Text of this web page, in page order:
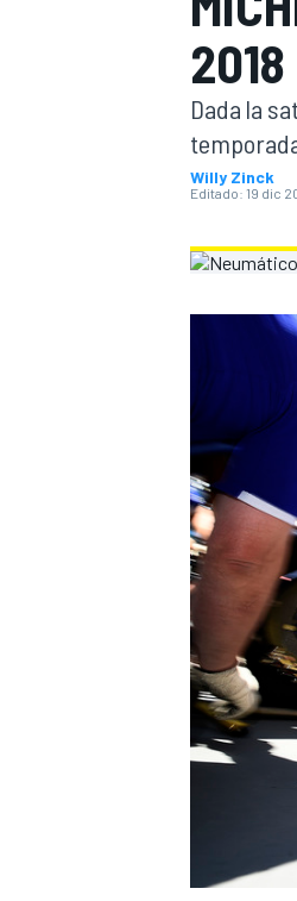
2018
Dada la
Willy Zinck
Editado: 19 dic